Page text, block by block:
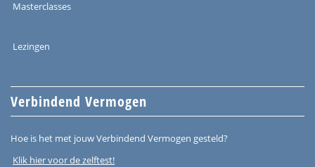
Masterclasses
Lezingen
Verbindend Vermogen
Hoe is het met jouw Verbindend Vermogen gesteld?
Klik hier voor de zelftest!